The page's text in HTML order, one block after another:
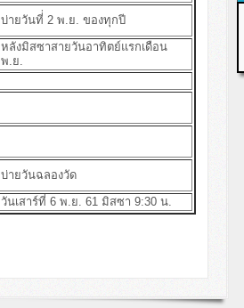
บ่ายวันที่่ 2 พ.ย. ของทุกปี
หลังมิสซาสายวันอาทิตย์แรกเดือน
พ.ย.
บ่ายวันฉลองวัด
วันเสาร์ที่ 6 พ.ย. 61 มิสซา 9:30 น.